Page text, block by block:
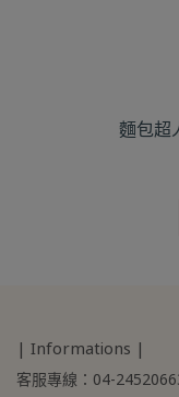
| Informations |
客服專線：04-